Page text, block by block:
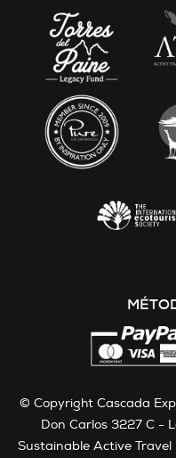
© Copyright Cascada
Don Carlos 3227 C -
Sustainable Active